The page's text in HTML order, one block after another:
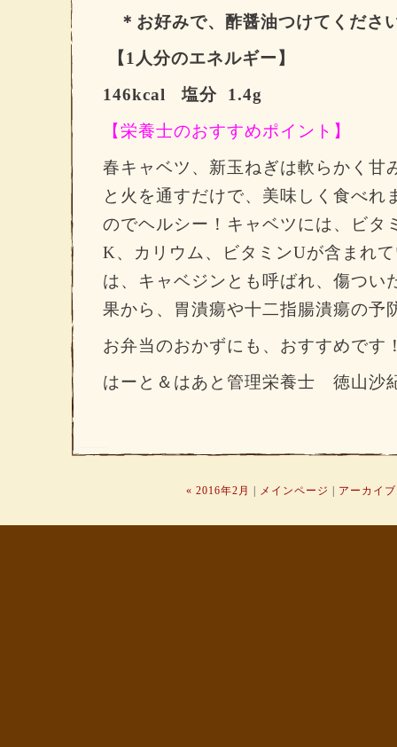
＊お好みで、酢醤油つけてくださ
【1 人分のエネルギー】
146kcal塩分
1.4g
【栄養士のおすすめポイント】
春キャベツ、新玉ねぎは軟らかく甘
と火を通すだけで、美味しく食べれ
のでヘルシー！ キャベツには、ビタ
K、カリウム、ビタミンUが含まれ
は、キャベジンとも呼ばれ、傷つい
果から、胃潰瘍や十二指腸潰瘍の予
お弁当のおかずにも、おすすめです
はーと＆はあと管理栄養士 徳山沙
« 2016年2月 メインページ アーカイブ